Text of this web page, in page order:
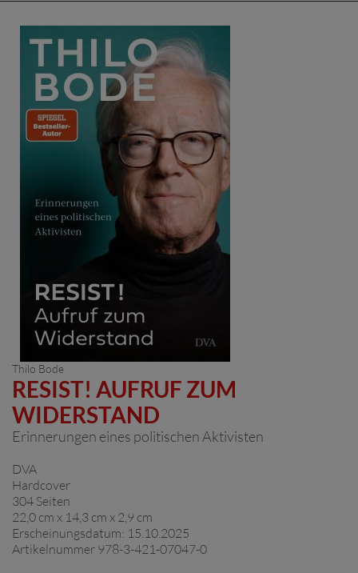
Thilo Bode
RESIST! AUFRUF ZUM
WIDERSTAND
Erinnerungen eines politischen Aktivisten
DVA
Hardcover
304 Seiten
22,0 cm x 14,3 cm x 2,9 cm
Erscheinungsdatum: 15.10.2025
Artikelnummer 978-3-421-07047-0